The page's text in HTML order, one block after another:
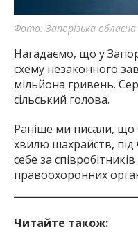
Фото: Запорізька
Нагадаємо, що у
схему незаконного
мільйона гривень.
сільський голова.
Раніше ми писали, що
хвилю шахрайств,
себе за
правоохоронних
Читайте також: